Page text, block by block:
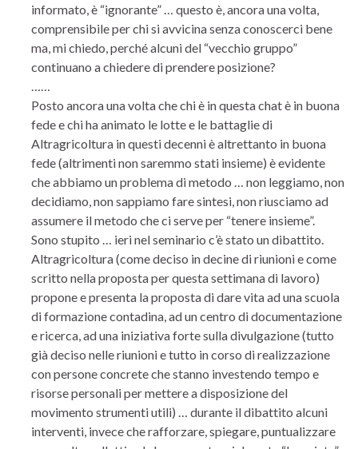
informato, è “ignorante” … questo è, ancora una volta,
comprensibile per chi si avvicina senza conoscerci bene
ma, mi chiedo, perché alcuni del “vecchio gruppo”
continuano a chiedere di prendere posizione?
……
Posto ancora una volta che chi è in questa chat è in buona
fede e chi ha animato le lotte e le battaglie di
Altragricoltura in questi decenni è altrettanto in buona
fede (altrimenti non saremmo stati insieme) è evidente
che abbiamo un problema di metodo … non leggiamo, non
decidiamo, non sappiamo fare sintesi, non riusciamo ad
assumere il metodo che ci serve per “tenere insieme”.
Sono stupito … ieri nel seminario c’è stato un dibattito.
Altragricoltura (come deciso in decine di riunioni e come
scritto nella proposta per questa settimana di lavoro)
propone e presenta la proposta di dare vita ad una scuola
di formazione contadina, ad un centro di documentazione
e ricerca, ad una iniziativa forte sulla divulgazione (tutto
già deciso nelle riunioni e tutto in corso di realizzazione
con persone concrete che stanno investendo tempo e
risorse personali per mettere a disposizione del
movimento strumenti utili) … durante il dibattito alcuni
interventi, invece che rafforzare, spiegare, puntualizzare